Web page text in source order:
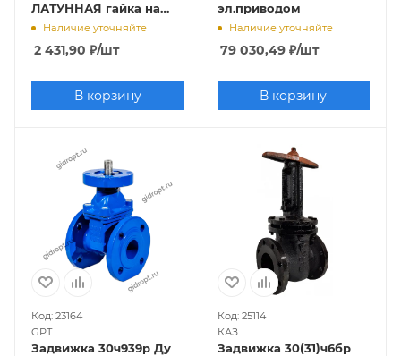
ЛАТУННАЯ гайка на
клине)
Наличие уточняйте
2 431,90 ₽/шт
В корзину
эл.приводом
Наличие уточняйте
79 030,49₽/шт
В корзину
Код: 23164
GPT
Задвижка 30ч939р Ду
Код: 25114
КАЗ
Задвижка 30(31)ч6бр